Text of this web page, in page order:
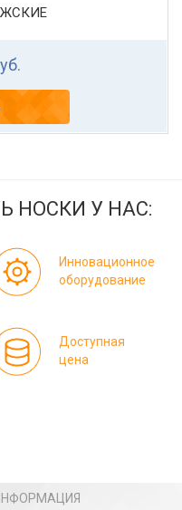
НОСКИ У НАС:
Инновационное
оборудование
Доступная
цена